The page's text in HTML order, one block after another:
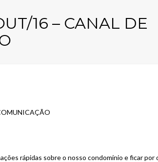
16 – CANAL DE
rápidas sobre o nosso condomínio e ficar